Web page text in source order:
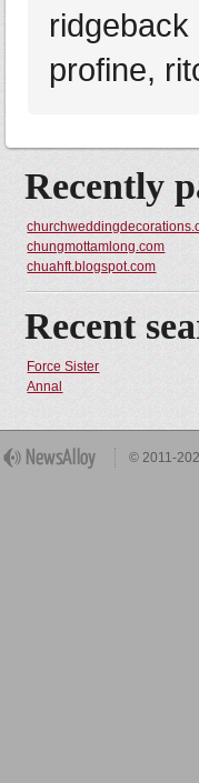
profine,
Recently
chungmottamlong.com
chuahft.blogspot.com
Recent
Force Sister
Annal
© 2011-